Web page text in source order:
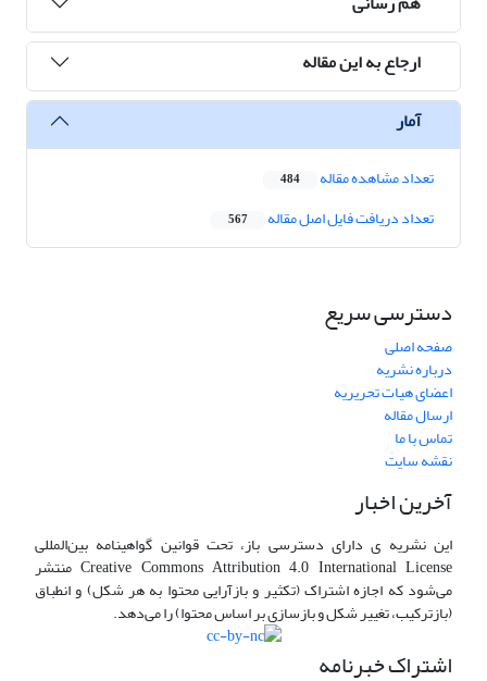
ارجاع به این مقاله
آمار
تعداد مشاهده مقاله 484
تعداد دریافت فایل اصل مقاله 567
دسترسی سریع
صفحه اصلی
درباره نشریه
اعضای هیات تحریریه
ارسال مقاله
تماس با ما
نقشه سایت
آخرین اخبار
این نشریه ی دارای دسترسی باز، تحت قوانین گواهینامه بین‌المللی
Creative Commons Attribution 4.0 International License منتشر
می‌شود که اجازه اشتراک (تکثیر و بازآرایی محتوا به هر شکل) و انطباق
(بازترکیب، تغییر شکل و بازسازی بر اساس محتوا) را می‌دهد.
اشتراک خبرنامه